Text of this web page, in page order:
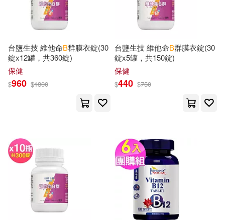
Wilson(299) Frank B.(286)
Cram101 Textbook Reviews(281)
Journals(276)
Leona Custom Name Covers(274)
Richard(272)
Scholastic(120)
Deutsche Grammophon(119)
Linfair Records Limited(117)
水星外文雜誌(117)
Penguin Group USA(116)
bookland(116)
B & H Kids(115)
台鹽生技 維他命B群膜衣錠(30
錠x12罐，共360錠)
保健
$960 $1800
台鹽生技 維他命B群膜衣錠(30
錠x5罐，共150錠)
保健
$440 $750